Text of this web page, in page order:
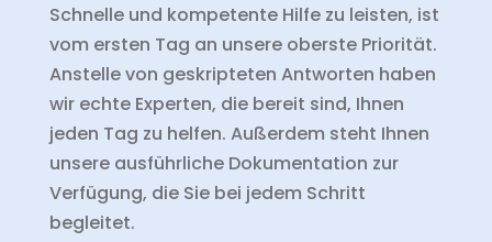
Schnelle und kompetente Hilfe zu leisten, ist
vom ersten Tag an unsere oberste Priorität.
Anstelle von geskripteten Antworten haben
wir echte Experten, die bereit sind, Ihnen
jeden Tag zu helfen. Außerdem steht Ihnen
unsere ausführliche Dokumentation zur
Verfügung, die Sie bei jedem Schritt
begleitet.